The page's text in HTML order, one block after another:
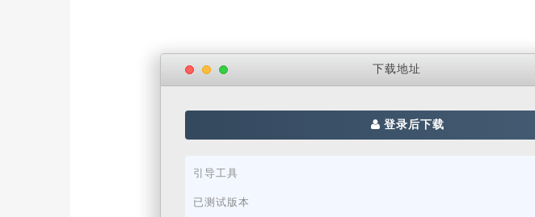
下载地址
登录后下载
引导工具
已测试版本